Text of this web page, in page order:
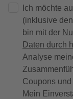
Ich möchte
(inklusive
bin mit der
Daten durch
Analyse
Coupons
Mein